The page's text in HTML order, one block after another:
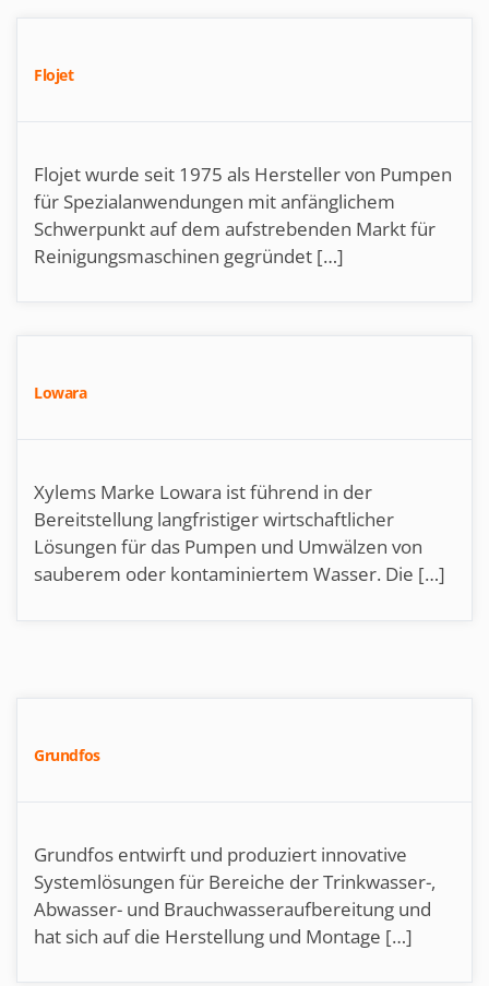
Flojet
Flojet wurde seit 1975 als Hersteller von Pumpen
für Spezialanwendungen mit anfänglichem
Schwerpunkt auf dem aufstrebenden Markt für
Reinigungsmaschinen gegründet […]
Lowara
Xylems Marke Lowara ist führend in der
Bereitstellung langfristiger wirtschaftlicher
Lösungen für das Pumpen und Umwälzen von
sauberem oder kontaminiertem Wasser. Die […]
Grundfos
Grundfos entwirft und produziert innovative
Systemlösungen für Bereiche der Trinkwasser-,
Abwasser- und Brauchwasseraufbereitung und
hat sich auf die Herstellung und Montage […]